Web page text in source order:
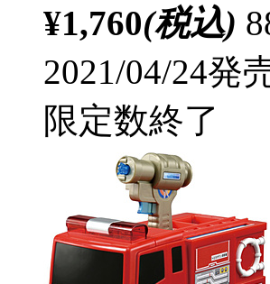
¥1,760(税込)
2021/04/24発
限定数終了